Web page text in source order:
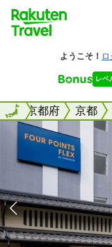
全国京都府 京都
全国